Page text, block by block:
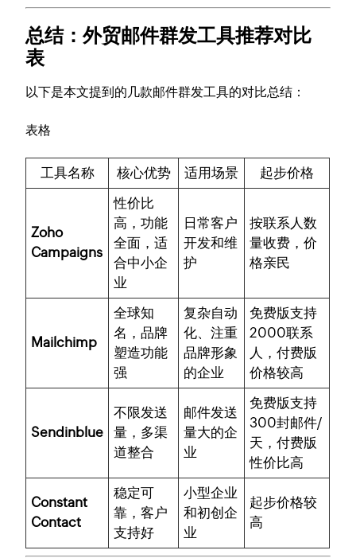
总结：外贸邮件群发工具推荐对比
表
以下是本文提到的几款邮件群发工具的对比总结：
表格
工具名称 核心优势 适用场景 起步价格
Zoho
Campaigns
性价比
高，功能
全面，适
合中小企
业
日常客户
开发和维
护
按联系人数
量收费，价
格亲民
Mailchimp
全球知
名，品牌
塑造功能
强
复杂自动
化、注重
品牌形象
的企业
免费版支持
2000联系
人，付费版
价格较高
Sendinblue
不限发送
量，多渠
道整合
邮件发送
量大的企
业
免费版支持
300封邮件/
天，付费版
性价比高
Constant
Contact
稳定可
靠，客户
支持好
小型企业
和初创企
业
起步价格较
高